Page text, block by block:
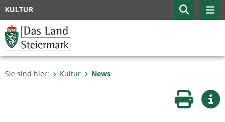
KULTUR
Sie sind hier: Kultur News
Seite